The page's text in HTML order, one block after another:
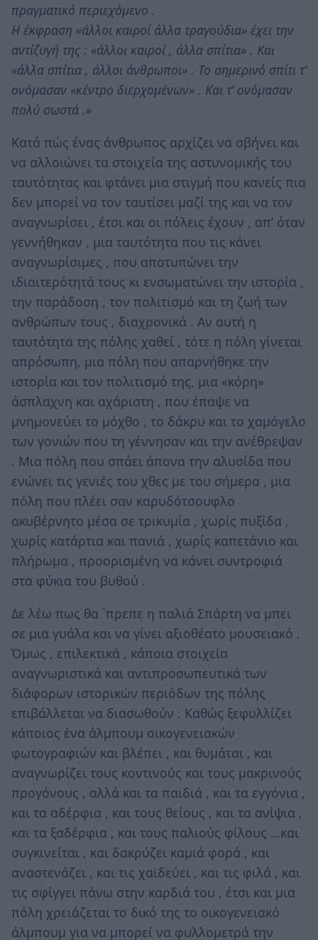
πραγματικό περιεχόμενο .
Η έκφραση «άλλοι καιροί άλλα τραγούδια» έχει την
αντίζυγή της : «άλλοι καιροί , άλλα σπίτια» . Και
«άλλα σπίτια , άλλοι άνθρωποι» . Το σημερινό σπίτι τ’
ονόμασαν «κέντρο διερχομένων» . Και τ’ ονόμασαν
πολύ σωστά .»
Κατά πώς ένας άνθρωπος αρχίζει να σβήνει και
να αλλοιώνει τα στοιχεία της αστυνομικής του
ταυτότητας και φτάνει μια στιγμή που κανείς πια
δεν μπορεί να τον ταυτίσει μαζί της και να τον
αναγνωρίσει , έτσι και οι πόλεις έχουν , απ’ όταν
γεννήθηκαν , μια ταυτότητα που τις κάνει
αναγνωρίσιμες , που αποτυπώνει την
ιδιαιτερότητά τους κι ενσωματώνει την ιστορία ,
την παράδοση , τον πολιτισμό και τη ζωή των
ανθρώπων τους , διαχρονικά . Αν αυτή η
ταυτότητα της πόλης χαθεί , τότε η πόλη γίνεται
απρόσωπη, μια πόλη που απαρνήθηκε την
ιστορία και τον πολιτισμό της, μια «κόρη»
άσπλαχνη και αχάριστη , που έπαψε να
μνημονεύει το μόχθο , το δάκρυ και το χαμόγελο
των γονιών που τη γέννησαν και την ανέθρεψαν
. Μια πόλη που σπάει άπονα την αλυσίδα που
ενώνει τις γενιές του χθες με του σήμερα , μια
πόλη που πλέει σαν καρυδότσουφλο
ακυβέρνητο μέσα σε τρικυμία , χωρίς πυξίδα ,
χωρίς κατάρτια και πανιά , χωρίς καπετάνιο και
πλήρωμα , προορισμένη να κάνει συντροφιά
στα φύκια του βυθού .
Δε λέω πως θα `πρεπε η παλιά Σπάρτη να μπει
σε μια γυάλα και να γίνει αξιοθέατο μουσειακό .
Όμως , επιλεκτικά , κάποια στοιχεία
αναγνωριστικά και αντιπροσωπευτικά των
διάφορων ιστορικών περιόδων της πόλης
επιβάλλεται να διασωθούν . Καθώς ξεφυλλίζει
κάποιος ένα άλμπουμ οικογενειακών
φωτογραφιών και βλέπει , και θυμάται , και
αναγνωρίζει τους κοντινούς και τους μακρινούς
προγόνους , αλλά και τα παιδιά , και τα εγγόνια ,
και τα αδέρφια , και τους θείους , και τα ανίψια ,
και τα ξαδέρφια , και τους παλιούς φίλους …και
συγκινείται , και δακρύζει καμιά φορά , και
αναστενάζει , και τις χαϊδεύει , και τις φιλά , και
τις σφίγγει πάνω στην καρδιά του , έτσι και μια
πόλη χρειάζεται το δικό της το οικογενειακό
άλμπουμ για να μπορεί να φυλλομετρά την